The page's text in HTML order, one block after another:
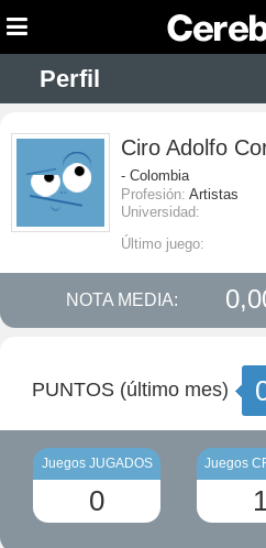
Perfil
Ciro Adolfo
- Colombia
Profesión: Artistas
Universidad:
Último juego:
NOTA MEDIA:
PUNTOS (último mes)
Juegos JUGADOS
0
Juegos